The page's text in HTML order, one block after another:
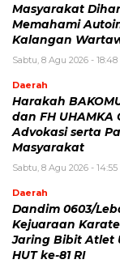
Masyarakat
Memahami
Kalangan
Sabtu, 8 Agu 2026 -
Daerah
Harakah
dan FH
Advokasi serta
Masyarakat
Sabtu, 8 Agu 2026 -
Daerah
Dandim 0603/
Kejuaraan
Jaring Bibit Atlet
HUT ke-81 RI